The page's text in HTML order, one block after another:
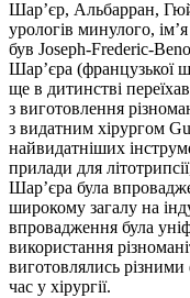
Шар’єр, Альбарран,
урологів минулого,
був Joseph-Frederic-
Шар’єра (французької
ще в дитинстві
з виготовлення
з видатним хірургом
найвидатніших
прилади для
Шар’єра була
широкому загалу на
впровадження була
використання
виготовлялись
час у хірургії.